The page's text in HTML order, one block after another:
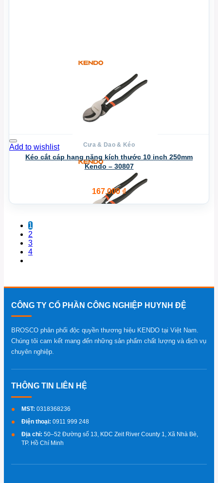
Add to wishlist Cưa & Dao & Kéo
Kéo cắt cáp hạng nặng kích thước 10 inch 250mm
Kendo – 30807
167.000₫
1
2
3
4
CÔNG TY CỔ PHẦN CÔNG NGHIỆP HUYNH ĐỆ
BROSCO phân phối độc quyền thương hiệu KENDO tại Việt Nam.
Chúng tôi cam kết mang đến những sản phẩm chất lượng và dịch vụ
chuyên nghiệp.
MST: 0318368236
Điện thoại: 0911 999 248
Địa chỉ: 50–52 Đường số 13, KDC Zeit River County 1, Xã Nhà Bè,
TP. Hồ Chí Minh